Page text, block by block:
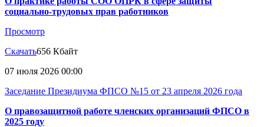
социально-трудовых прав работников
Просмотр
Скачать656 Кбайт
07 июля 2026 00:00
Заседание Президиума ФПСО №15 от 23 апреля 2026 года
О правозащитной работе членских организаций ФПСО в
2025 году